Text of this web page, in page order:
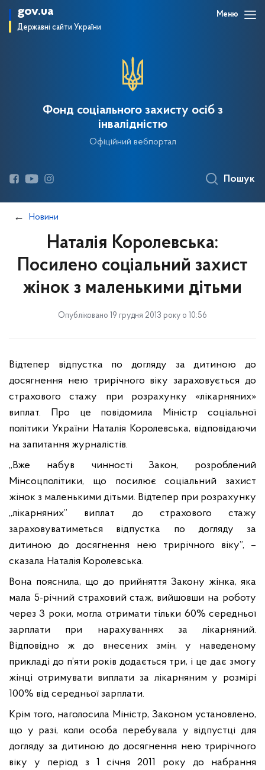
gov.ua
Державні сайти України
Меню
Фонд соціального захисту осіб з
інвалідністю
Офіційний вебпортал
Пошук
Новини
Наталія Королевська:
Посилено соціальний захист
жінок з маленькими дітьми
Опубліковано 19 грудня 2013 року о 10:56
Відтепер відпустка по догляду за дитиною до
досягнення нею трирічного віку зараховується до
страхового стажу при розрахунку «лікарняних»
виплат. Про це повідомила Міністр соціальної
політики України Наталія Королевська, відповідаючи
на запитання журналістів.
„Вже набув чинності Закон, розроблений
Мінсоцполітики, що посилює соціальний захист
жінок з маленькими дітьми. Відтепер при розрахунку
„лікарняних” виплат до страхового стажу
зараховуватиметься відпустка по догляду за
дитиною до досягнення нею трирічного віку”, –
сказала Наталія Королевська.
Вона пояснила, що до прийняття Закону жінка, яка
мала 5-річний страховий стаж, вийшовши на роботу
через 3 роки, могла отримати тільки 60% середньої
зарплати при нарахуваннях за лікарняний.
Відповідно ж до внесених змін, у наведеному
прикладі до п’яти років додається три, і це дає змогу
жінці отримувати виплати за лікарняним у розмірі
100% від середньої зарплати.
Крім того, наголосила Міністр, Законом установлено,
що у разі, коли особа перебувала у відпустці для
догляду за дитиною до досягнення нею трирічного
віку у період з 1 січня 2011 року до набрання